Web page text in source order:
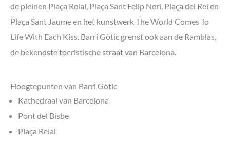
de pleinen Plaça Reial, Plaça Sant Felip Neri, Plaça del Rei en
Plaça Sant Jaume en het kunstwerk The World Comes To
Life With Each Kiss. Barri Gòtic grenst ook aan de Ramblas,
de bekendste toeristische straat van Barcelona.
Hoogtepunten van Barri Gòtic
Kathedraal van Barcelona
Pont del Bisbe
Plaça Reial